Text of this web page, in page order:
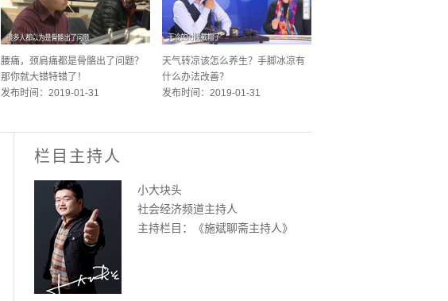
腰痛，颈肩痛都是骨骼出了问题？
那你就大错特错了！
发布时间：2019-01-31
天气转凉该怎么养生？手脚冰凉有
什么办法改善？
发布时间：2019-01-31
栏目主持人
小大块头
社会经济频道主持人
主持栏目：《施斌聊斋主持人》